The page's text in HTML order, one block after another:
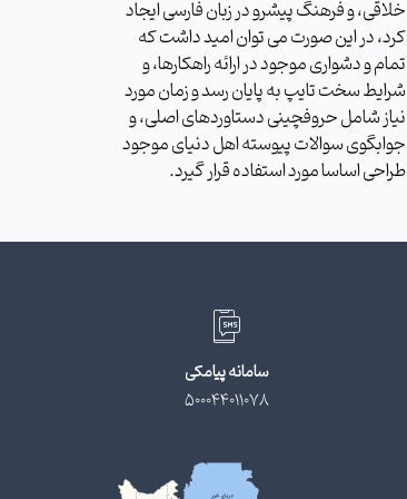
خلاقی، و فرهنگ پیشرو در زبان فارسی ایجاد
کرد، در این صورت می توان امید داشت که
تمام و دشواری موجود در ارائه راهکارها، و
شرایط سخت تایپ به پایان رسد و زمان مورد
نیاز شامل حروفچینی دستاوردهای اصلی، و
جوابگوی سوالات پیوسته اهل دنیای موجود
طراحی اساسا مورد استفاده قرار گیرد.
سامانه پیامکی
500044011078